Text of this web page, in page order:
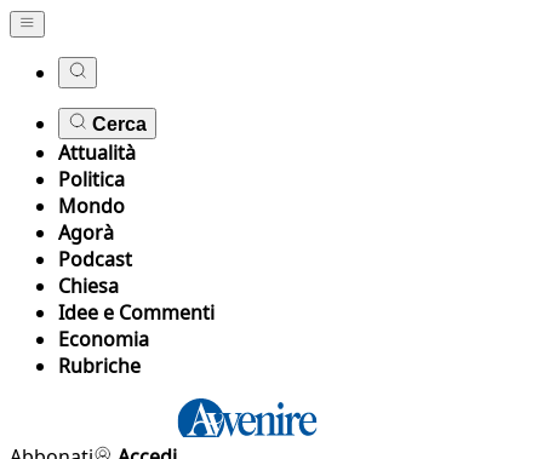
Cerca
Attualità
Politica
Mondo
Agorà
Podcast
Chiesa
Idee e Commenti
Economia
Rubriche